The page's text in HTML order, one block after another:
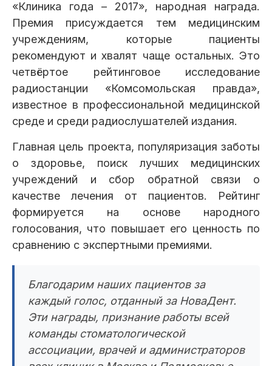
«Клиника года – 2017», народная награда.
Премия присуждается тем медицинским
учреждениям, которые пациенты
рекомендуют и хвалят чаще остальных. Это
четвёртое рейтинговое исследование
радиостанции «Комсомольская правда»,
известное в профессиональной медицинской
среде и среди радиослушателей издания.
Главная цель проекта, популяризация заботы
о здоровье, поиск лучших медицинских
учреждений и сбор обратной связи о
качестве лечения от пациентов. Рейтинг
формируется на основе народного
голосования, что повышает его ценность по
сравнению с экспертными премиями.
Благодарим наших пациентов за
каждый голос, отданный за НоваДент.
Эти награды, признание работы всей
команды стоматологической
ассоциации, врачей и администраторов